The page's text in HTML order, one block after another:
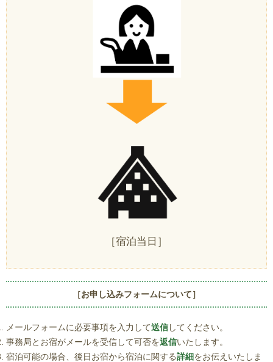
［宿泊当日］
［お申し込みフォームについて］
メールフォームに必要事項を入力して送信してください。
事務局とお宿がメールを受信して可否を返信いたします。
宿泊可能の場合、後日お宿から宿泊に関する詳細 をお伝えいたしま